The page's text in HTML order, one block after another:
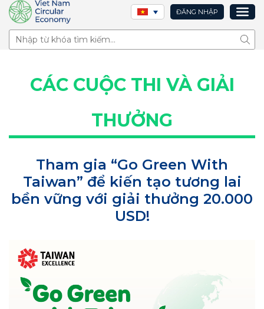
ĐĂNG NHẬP
Tìm
CÁC CUỘC THI VÀ GIẢI
THƯỞNG
Tham gia “Go Green With
Taiwan” để kiến tạo tương lai
bền vững với giải thưởng 20.000
USD!